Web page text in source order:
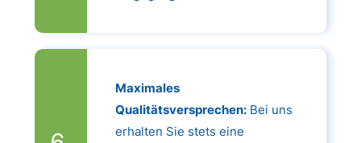
Maximales
Qualitätsversprechen:Bei uns
erhalten Sie stets eine